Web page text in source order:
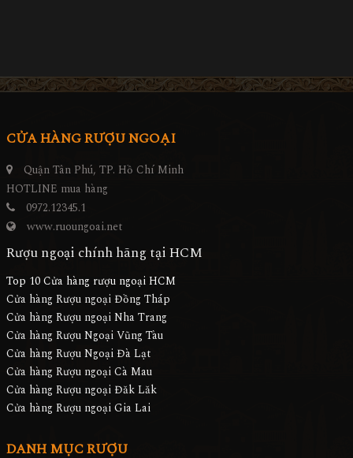
CỬA HÀNG RƯỢU NGOẠI
Quận Tân Phú, TP. Hồ Chí Minh
HOTLINE mua hàng
0972.12345.1
www.ruoungoai.net
Rượu ngoại chính hãng tại HCM
Top 10 Cửa hàng rượu ngoại HCM
Cửa hàng Rượu ngoại Đồng Tháp
Cửa hàng Rượu ngoại Nha Trang
Cửa hàng Rượu Ngoại Vũng Tàu
Cửa hàng Rượu Ngoại Đà Lạt
Cửa hàng Rượu ngoại Cà Mau
Cửa hàng Rượu ngoại Đăk Lăk
Cửa hàng Rượu ngoại Gia Lai
DANH MỤC RƯỢU